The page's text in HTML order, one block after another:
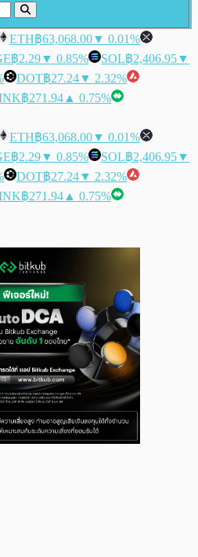
ETH฿63,068.00▼ 0.01%
฿2.29▼ 0.85% SOL฿2,406.95▼
DOT฿27.24▼ 2.32%
฿271.94 ▲ 0.75%
ETH฿63,068.00▼ 0.01%
฿2.29▼ 0.85% SOL฿2,406.95▼
DOT฿27.24▼ 2.32%
฿271.94 ▲ 0.75%